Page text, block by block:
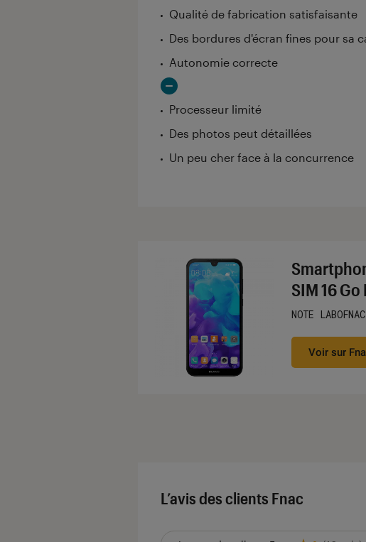
Qualité de fabrication satisfaisante
Des bordures d'écran fines pour sa
Autonomie correcte
Processeur limité
Des photos peut détaillées
Un peu cher face à la concurrence
SIM 16
NOTE LABOFNAC
Noté 1
Voir sur
L’avis des clients Fnac